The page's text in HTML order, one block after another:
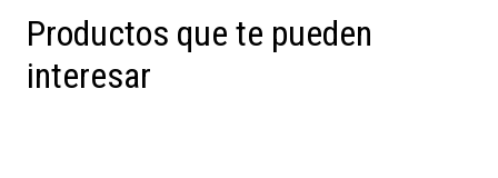
Productos que te pueden
interesar